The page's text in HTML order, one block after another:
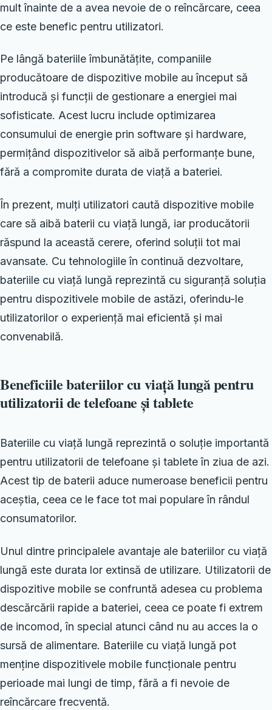
mult înainte de a avea nevoie de o reîncărcare, ceea
ce este benefic pentru utilizatori.
Pe lângă bateriile îmbunătățite, companiile
producătoare de dispozitive mobile au început să
introducă și funcții de gestionare a energiei mai
sofisticate. Acest lucru include optimizarea
consumului de energie prin software și hardware,
permițând dispozitivelor să aibă performanțe bune,
fără a compromite durata de viață a bateriei.
În prezent, mulți utilizatori caută dispozitive mobile
care să aibă baterii cu viață lungă, iar producătorii
răspund la această cerere, oferind soluții tot mai
avansate. Cu tehnologiile în continuă dezvoltare,
bateriile cu viață lungă reprezintă cu siguranță soluția
pentru dispozitivele mobile de astăzi, oferindu-le
utilizatorilor o experiență mai eficientă și mai
convenabilă.
Beneficiile bateriilor cu viață lungă pentru
utilizatorii de telefoane și tablete
Bateriile cu viață lungă reprezintă o soluție importantă
pentru utilizatorii de telefoane și tablete în ziua de azi.
Acest tip de baterii aduce numeroase beneficii pentru
aceștia, ceea ce le face tot mai populare în rândul
consumatorilor.
Unul dintre principalele avantaje ale bateriilor cu viață
lungă este durata lor extinsă de utilizare. Utilizatorii de
dispozitive mobile se confruntă adesea cu problema
descărcării rapide a bateriei, ceea ce poate fi extrem
de incomod, în special atunci când nu au acces la o
sursă de alimentare. Bateriile cu viață lungă pot
menține dispozitivele mobile funcționale pentru
perioade mai lungi de timp, fără a fi nevoie de
reîncărcare frecventă.